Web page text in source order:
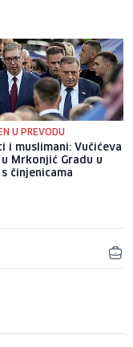
U PREVODU
i muslimani: Vučićeva
u Mrkonjić Gradu u
činjenicama